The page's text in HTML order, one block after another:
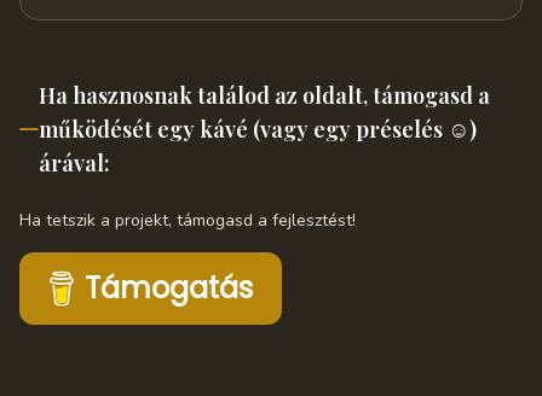
Ha hasznosnak találod az oldalt, támogasd a
működését egy kávé (vagy egy préselés ☺️)
árával:
Ha tetszik a projekt, támogasd a fejlesztést!
Támogatás